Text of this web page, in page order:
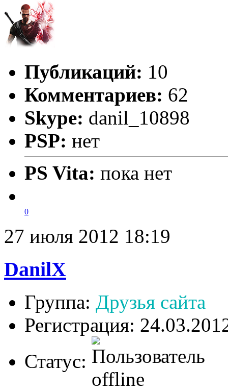
Публикаций: 10
Комментариев: 62
Skype: danil_10898
PSP: нет
PS Vita: пока нет
0
27 июля 2012 18:19
DanilX
Группа: Друзья сайта
Регистрация:
Статус: